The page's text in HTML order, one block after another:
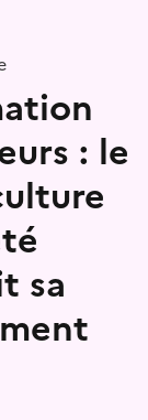
: le
sa